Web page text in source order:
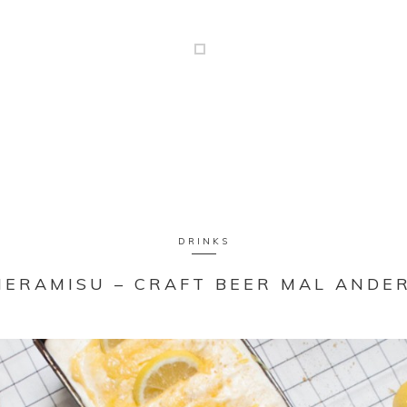
DRINKS
– CRAFT BEER MAL